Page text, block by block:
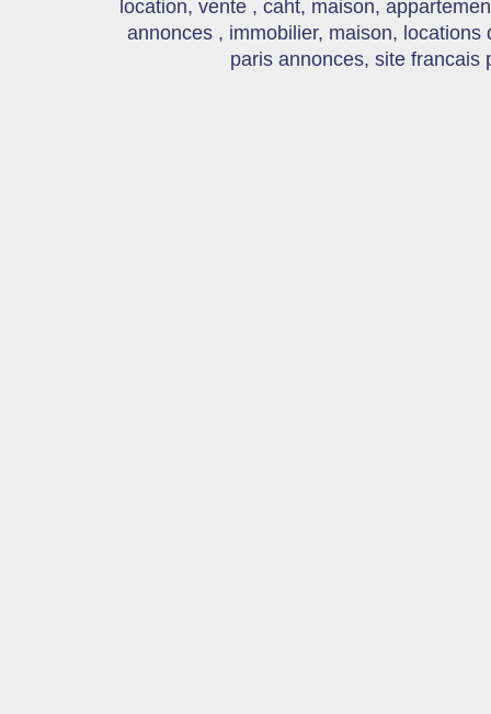
location, vente , caht, maison,
annonces , immobilier, maison,
paris annonces, site francais